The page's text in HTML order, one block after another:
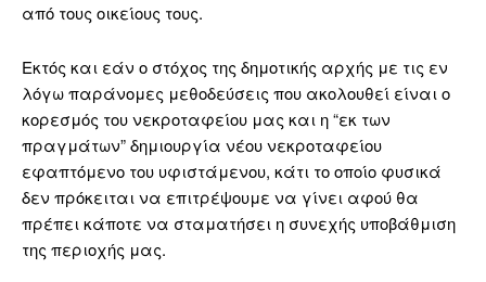
από τους οικείους τους.
Εκτός και εάν ο στόχος της δημοτικής αρχής με τις εν
λόγω παράνομες μεθοδεύσεις που ακολουθεί είναι ο
κορεσμός του νεκροταφείου μας και η “εκ των
πραγμάτων” δημιουργία νέου νεκροταφείου
εφαπτόμενο του υφιστάμενου, κάτι το οποίο φυσικά
δεν πρόκειται να επιτρέψουμε να γίνει αφού θα
πρέπει κάποτε να σταματήσει η συνεχής υποβάθμιση
της περιοχής μας.